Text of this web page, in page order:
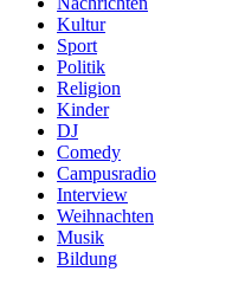
Kultur
Sport
Politik
Religion
Kinder
DJ
Comedy
Campusradio
Interview
Weihnachten
Musik
Bildung